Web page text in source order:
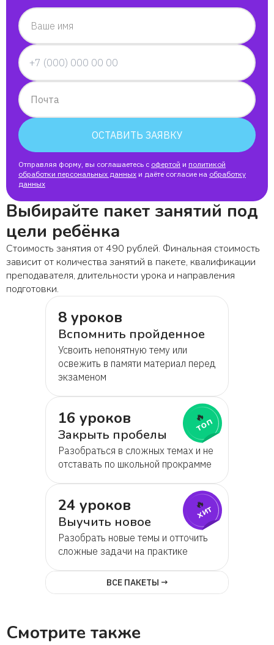
Ваше имя
Почта
ОСТАВИТЬ ЗАЯВКУ
Отправляя форму, вы соглашаетесь с офертой и политикой
обработки персональных данных и даёте согласие на обработку
данных
Выбирайте пакет занятий под
цели ребёнка
Стоимость занятия от 490 рублей. Финальная стоимость
зависит от количества занятий в пакете, квалификации
преподавателя, длительности урока и направления
подготовки.
8 уроков
Вспомнить пройденное
Усвоить непонятную тему или
освежить в памяти материал перед
экзаменом
16 уроков
Закрыть пробелы
Разобраться в сложных темах и не
отставать по школьной прокрамме
🔥
топ
24 уроков
Выучить новое
Разобрать новые темы и отточить
сложные задачи на практике
🔥
хит
ВСЕ ПАКЕТЫ →
Смотрите также